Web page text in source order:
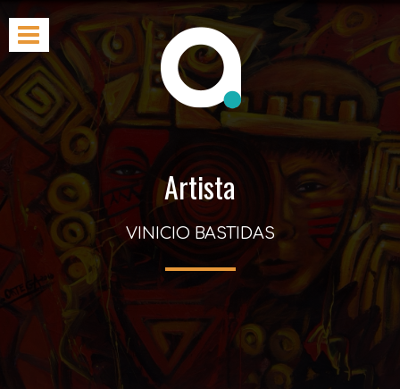
Artista
VINICIO BASTIDAS